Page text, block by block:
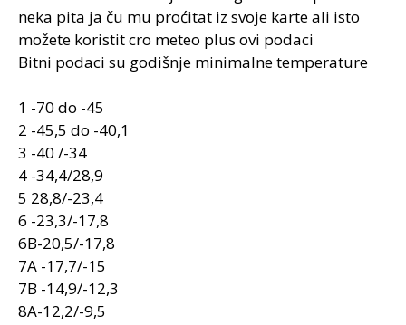
bilo bi vam najbolje koristiti lokalne prirodne resurse
Nemate vlastite zemlje nema problema možete ići i
skupljat divljo samoniklo bilje od koje je ulje uvijek duplo
skuplje od umjetno uzgojenog i kad odlućite prestat sa
neka pita ja ču mu proćitat iz svoje karte ali isto
možete koristit cro meteo plus ovi podaci
Bitni podaci su godišnje minimalne temperature
1 -70 do -45
2 -45,5 do -40,1
3 -40 /-34
4 -34,4/28,9
5 28,8/-23,4
6 -23,3/-17,8
6B-20,5/-17,8
7A -17,7/-15
7B -14,9/-12,3
8A-12,2/-9,5